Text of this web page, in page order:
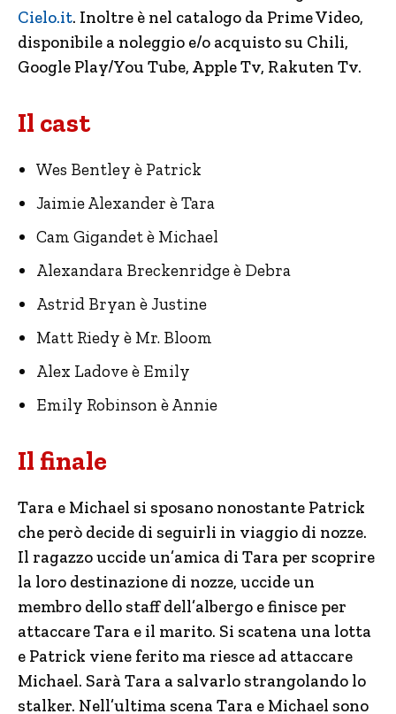
Cielo.it. Inoltre è nel catalogo da Prime Video,
disponibile a noleggio e/o acquisto su Chili,
Google Play/You Tube, Apple Tv, Rakuten Tv.
Il cast
Wes Bentley è Patrick
Jaimie Alexander è Tara
Cam Gigandet è Michael
Alexandara Breckenridge è Debra
Astrid Bryan è Justine
Matt Riedy è Mr. Bloom
Alex Ladove è Emily
Emily Robinson è Annie
Il finale
Tara e Michael si sposano nonostante Patrick
che però decide di seguirli in viaggio di nozze.
Il ragazzo uccide un’amica di Tara per scoprire
la loro destinazione di nozze, uccide un
membro dello staff dell’albergo e finisce per
attaccare Tara e il marito. Si scatena una lotta
e Patrick viene ferito ma riesce ad attaccare
Michael. Sarà Tara a salvarlo strangolando lo
stalker. Nell’ultima scena Tara e Michael sono